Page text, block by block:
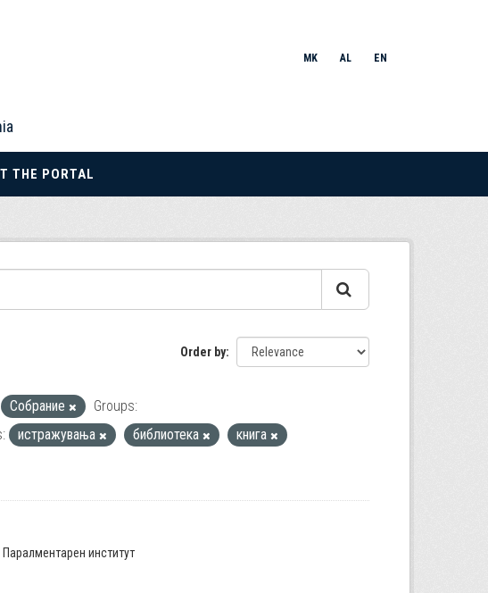
MK AL EN
THE PORTAL
Order by
Собрание
Groups:
истражувања библиотека
книга
институт